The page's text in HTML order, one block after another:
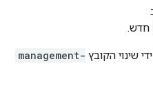
חדש.
management-